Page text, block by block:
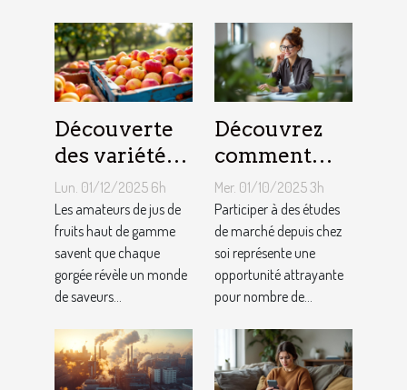
Découverte
des variétés
de pommes
utilisées
dans les jus
premium
Lun. 01/12/2025 6h
Les amateurs de jus de
fruits haut de gamme
savent que chaque
gorgée révèle un monde
de saveurs...
Découvrez
comment
participer à
des études de
marché
depuis chez
vous
Mer. 01/10/2025 3h
Participer à des études
de marché depuis chez
soi représente une
opportunité attrayante
pour nombre de...